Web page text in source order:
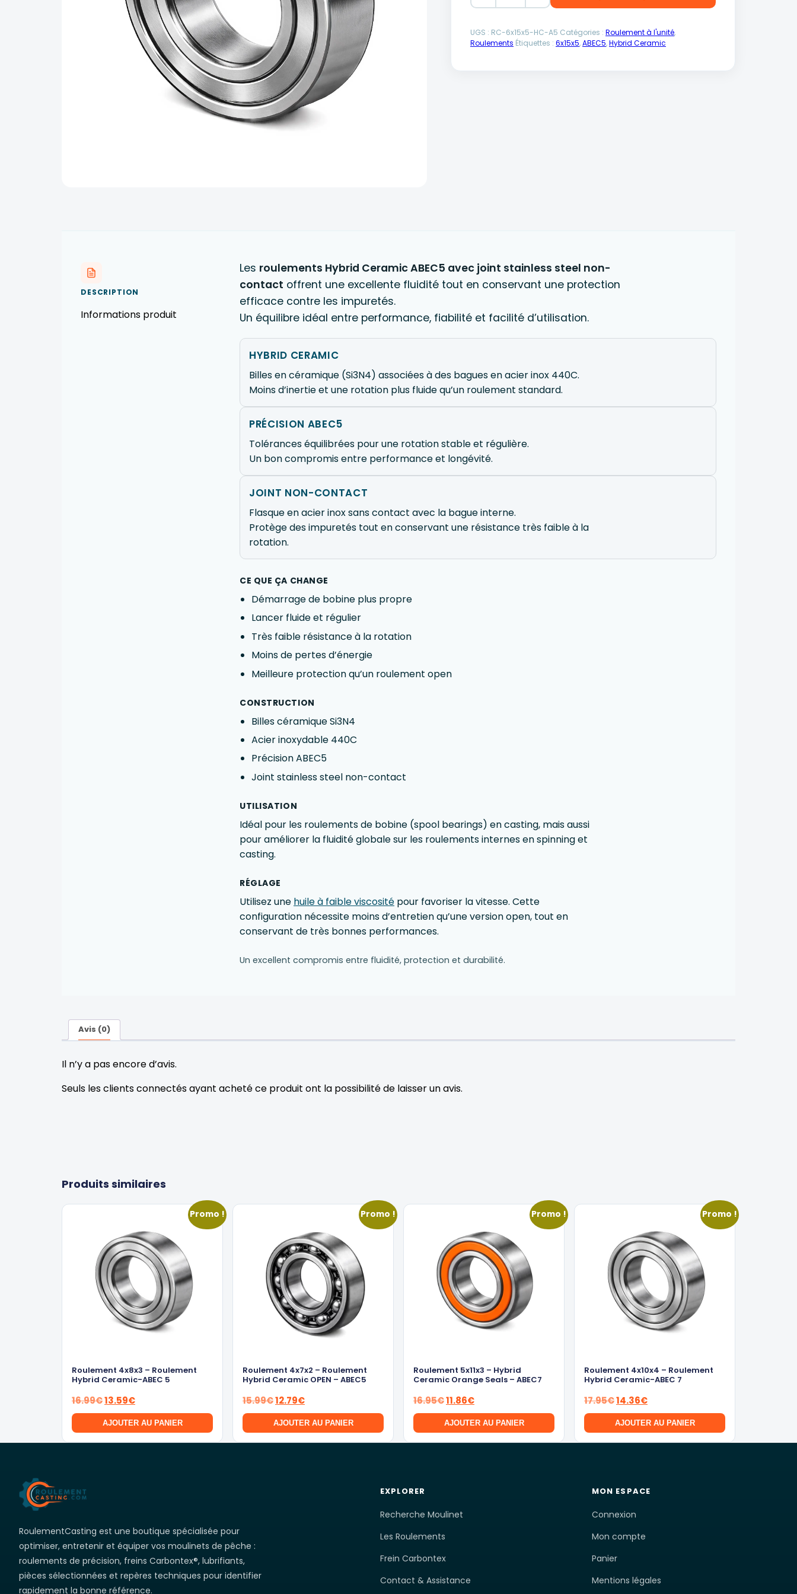
UGS : RC-6x15x5-HC-A5 Catégories : Roulement à l'unité,
Roulements Étiquettes : 6x15x5,ABEC5,Hybrid Ceramic
DESCRIPTION
Informations produit
Les roulements Hybrid Ceramic ABEC5 avec joint stainless steel non-
contact offrent une excellente fluidité tout en conservant une protection
efficace contre les impuretés.
Un équilibre idéal entre performance, fiabilité et facilité d’utilisation.
HYBRID CERAMIC
Billes en céramique (Si3N4) associées à des bagues en acier inox 440C.
Moins d’inertie et une rotation plus fluide qu’un roulement standard.
PRÉCISION ABEC5
Tolérances équilibrées pour une rotation stable et régulière.
Un bon compromis entre performance et longévité.
JOINT NON-CONTACT
Flasque en acier inox sans contact avec la bague interne.
Protège des impuretés tout en conservant une résistance très faible à la
rotation.
CE QUE ÇA CHANGE
Démarrage de bobine plus propre
Lancer fluide et régulier
Très faible résistance à la rotation
Moins de pertes d’énergie
Meilleure protection qu’un roulement open
CONSTRUCTION
Billes céramique Si3N4
Acier inoxydable 440C
Précision ABEC5
Joint stainless steel non-contact
UTILISATION
Idéal pour les roulements de bobine (spool bearings) en casting, mais aussi
pour améliorer la fluidité globale sur les roulements internes en spinning et
casting.
RÉGLAGE
Utilisez une huile à faible viscosité pour favoriser la vitesse. Cette
configuration nécessite moins d’entretien qu’une version open, tout en
conservant de très bonnes performances.
Un excellent compromis entre fluidité, protection et durabilité.
Avis (0)
Il n’y a pas encore d’avis.
Seuls les clients connectés ayant acheté ce produit ont la possibilité de laisser un avis.
Produits similaires
Promo !
Roulement 4x8x3 – Roulement
Hybrid Ceramic-ABEC 5
16.99€Le
prix
initial
était :
13.59€Le
prix
actuel
est :
AJOUTER AU PANIER
Promo !
Roulement 4x7x2 – Roulement
Hybrid Ceramic OPEN – ABEC5
15.99€Le
prix
initial
était :
12.79€Le
prix
actuel
est :
AJOUTER AU PANIER
Promo !
Roulement 5x11x3 – Hybrid
Ceramic Orange Seals – ABEC7
16.95€Le
prix
initial
était :
11.86€Le
prix
actuel
est :
AJOUTER AU PANIER
Promo !
Roulement 4x10x4 – Roulement
Hybrid Ceramic-ABEC 7
17.95€Le
prix
initial
était :
14.36€Le
prix
actuel
est :
AJOUTER AU PANIER
RoulementCasting est une boutique spécialisée pour
optimiser, entretenir et équiper vos moulinets de pêche :
roulements de précision, freins Carbontex®, lubrifiants,
pièces sélectionnées et repères techniques pour identifier
rapidement la bonne référence.
EXPLORER
Recherche Moulinet
Les Roulements
Frein Carbontex
Contact & Assistance
MON ESPACE
Connexion
Mon compte
Panier
Mentions légales